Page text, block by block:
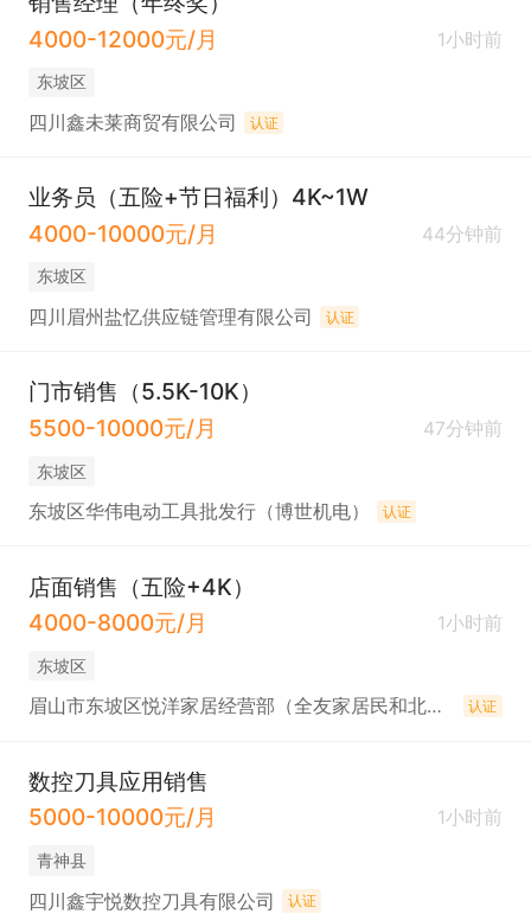
4000-12000元/月
1小时前
东坡区
四川鑫未莱商贸有限公司 认证
业务员（五险+节日福利）4K~1W
4000-10000元/月
44分钟前
东坡区
四川眉州盐忆供应链管理有限公司 认证
门市销售（5.5K-10K）
5500-10000元/月
47分钟前
东坡区
东坡区华伟电动工具批发行（博世机电） 认证
店面销售（五险+4K）
4000-8000元/月
1小时前
东坡区
眉山市东坡区悦洋家居经营部（全友家居民和北路店） 认证
数控刀具应用销售
5000-10000元/月
1小时前
青神县
四川鑫宇悦数控刀具有限公司 认证